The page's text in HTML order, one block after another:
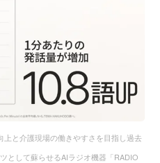
と介護現場の働きやすさを目指し過去
として蘇らせるAIラジオ機器「RADIO